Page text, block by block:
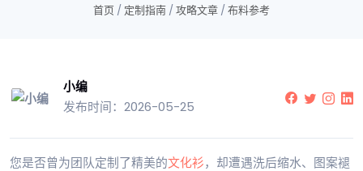
首页 / 定制指南 / 攻略文章 / 布料参考
小编
发布时间：2026-05-25
您是否曾为团队定制了精美的文化衫，却遭遇洗后缩水、图案褪